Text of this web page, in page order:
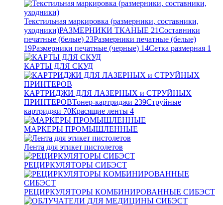
Текстильная маркировка (размерники, составники,
уходники)РАЗМЕРНИКИ ТКАНЫЕ 21Составники
печатные (белые) 23Размерники печатные (белые)
19Размерники печатные (черные) 14Сетка размерная 1
КАРТЫ ДЛЯ СКУД
КАРТРИДЖИ ДЛЯ ЛАЗЕРНЫХ и СТРУЙНЫХ
ПРИНТЕРОВТонер-картриджи 239Струйные
картриджи 70Красящие ленты 4
МАРКЕРЫ ПРОМЫШЛЕННЫЕ
Лента для этикет пистолетов
РЕЦИРКУЛЯТОРЫ СИБЭСТ
РЕЦИРКУЛЯТОРЫ КОМБИНИРОВАННЫЕ СИБЭСТ